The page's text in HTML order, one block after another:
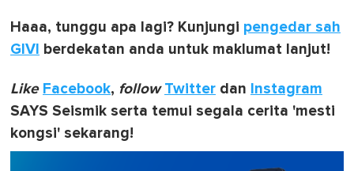
Haaa, tunggu apa lagi? Kunjungi pengedar sah
GIVI berdekatan anda untuk maklumat lanjut!
Like Facebook, follow Twitter dan Instagram
SAYS Seismik serta temui segala cerita 'mesti
kongsi' sekarang!